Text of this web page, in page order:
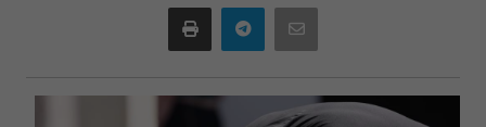
Print Telegram